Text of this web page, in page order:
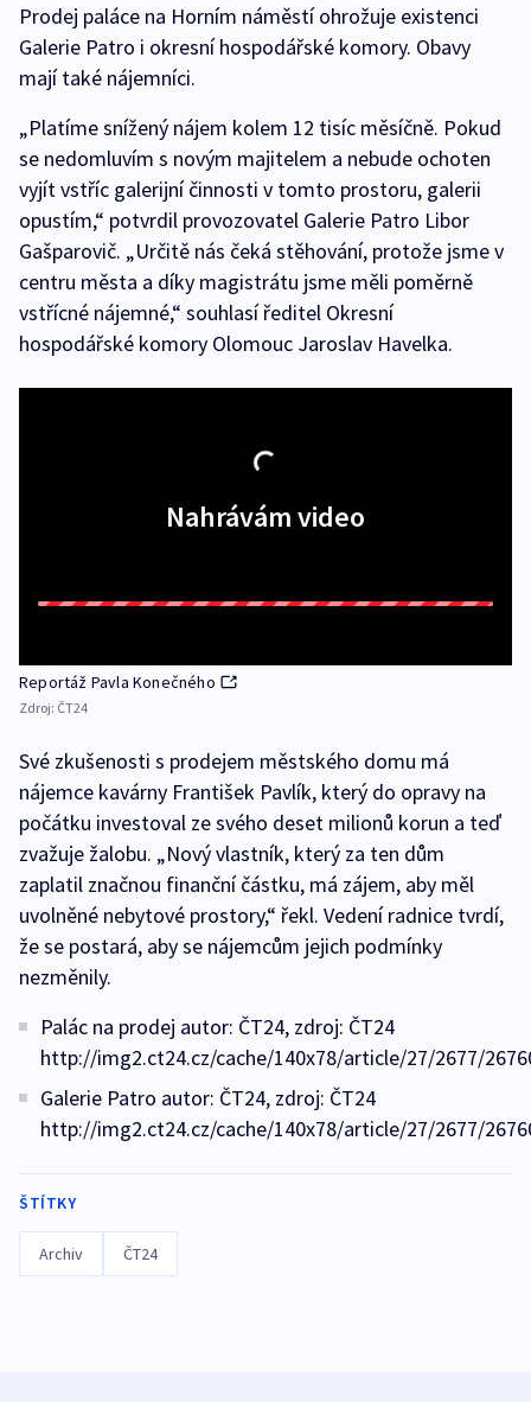
Prodej paláce na Horním náměstí ohrožuje existenci
Galerie Patro i okresní hospodářské komory. Obavy
mají také nájemníci.
„Platíme snížený nájem kolem 12 tisíc měsíčně. Pokud
se nedomluvím s novým majitelem a nebude ochoten
vyjít vstříc galerijní činnosti v tomto prostoru, galerii
opustím,“ potvrdil provozovatel Galerie Patro Libor
Gašparovič. „Určitě nás čeká stěhování, protože jsme v
centru města a díky magistrátu jsme měli poměrně
vstřícné nájemné,“ souhlasí ředitel Okresní
hospodářské komory Olomouc Jaroslav Havelka.
Nahrávám video
Reportáž Pavla Konečného
Zdroj: ČT24
Své zkušenosti s prodejem městského domu má
nájemce kavárny František Pavlík, který do opravy na
počátku investoval ze svého deset milionů korun a teď
zvažuje žalobu. „Nový vlastník, který za ten dům
zaplatil značnou finanční částku, má zájem, aby měl
uvolněné nebytové prostory,“ řekl. Vedení radnice tvrdí,
že se postará, aby se nájemcům jejich podmínky
nezměnily.
Palác na prodej autor: ČT24, zdroj: ČT24
http://img2.ct24.cz/cache/140x78/article/27/2677/
Galerie Patro autor: ČT24, zdroj: ČT24
http://img2.ct24.cz/cache/140x78/article/27/2677/
ŠTÍTKY
Archiv ČT24